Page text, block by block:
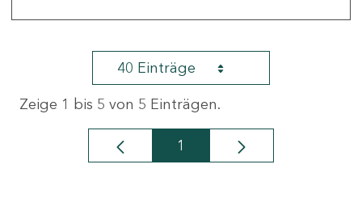
40 Einträge
Zeige 1 bis 5 von 5 Einträgen.
Seite
1